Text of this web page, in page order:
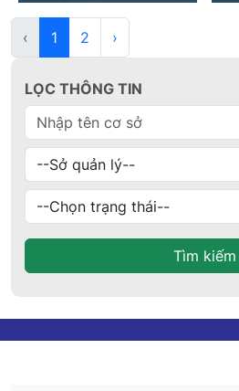
‹ 1 2 ›
LỌC THÔNG TIN
Tìm kiếm